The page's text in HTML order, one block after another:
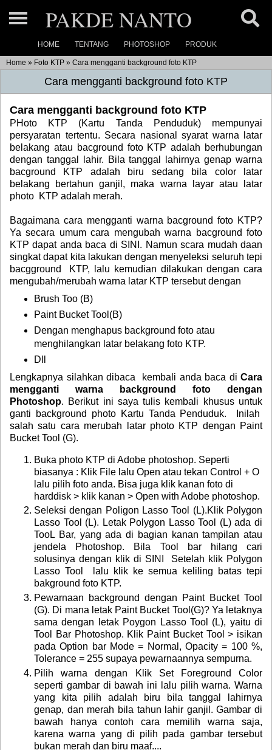
Home
Ukuran Photo »
Link
Link
Photoshop dasar
Photoshop basic »
Link
Link
Link
Product Link
Product (1)
Product (2)
Product Catalog
Our Maps
Contact
PAKDE NANTO
HOME TENTANG PHOTOSHOP PRODUK
Home » Foto KTP » Cara mengganti background foto KTP
Cara mengganti background foto KTP
Cara mengganti background foto KTP
PHoto KTP (Kartu Tanda Penduduk) mempunyai
persyaratan tertentu. Secara nasional syarat warna latar
belakang atau bacground foto KTP adalah berhubungan
dengan tanggal lahir. Bila tanggal lahirnya genap warna
bacground KTP adalah biru sedang bila color latar
belakang bertahun ganjil, maka warna layar atau latar
photo KTP adalah merah.
Bagaimana cara mengganti warna bacground foto KTP?
Ya secara umum cara mengubah warna bacground foto
KTP dapat anda baca di SINI . Namun scara mudah daan
singkat dapat kita lakukan dengan menyeleksi seluruh tepi
bacgground KTP, lalu kemudian dilakukan dengan cara
mengubah/merubah warna latar KTP tersebut dengan
Brush Too (B)
Paint Bucket Tool(B)
Dengan menghapus background foto atau
menghilangkan latar belakang foto KTP.
Dll
Lengkapnya silahkan dibaca kembali anda baca di Cara
mengganti warna background foto dengan
Photoshop. Berikut ini saya tulis kembali khusus untuk
ganti background photo Kartu Tanda Penduduk. Inilah
salah satu cara merubah latar photo KTP dengan Paint
Bucket Tool (G).
Buka photo KTP di Adobe photoshop. Seperti
biasanya : Klik File lalu Open atau tekan Control + O
lalu pilih foto anda. Bisa juga klik kanan foto di
harddisk > klik kanan > Open with Adobe photoshop.
Seleksi dengan Poligon Lasso Tool (L).Klik Polygon
Lasso Tool (L). Letak Polygon Lasso Tool (L) ada di
TooL Bar, yang ada di bagian kanan tampilan atau
jendela Photoshop. Bila Tool bar hilang cari
solusinya dengan klik di SINI
Setelah klik Polygon
Lasso Tool lalu klik ke semua keliling batas tepi
bakground foto KTP.
Pewarnaan background dengan Paint Bucket Tool
(G). Di mana letak Paint Bucket Tool(G)? Ya letaknya
sama dengan letak Poygon Lasso Tool (L), yaitu di
Tool Bar Photoshop. Klik Paint Bucket Tool > isikan
pada Option bar Mode = Normal, Opacity = 100 %,
Tolerance = 255 supaya pewarnaannya sempurna.
Pilih warna dengan Klik Set Foreground Color
seperti gambar di bawah ini lalu pilih warna. Warna
yang kita pilih adalah biru bila tanggal lahirnya
genap, dan merah bila tahun lahir ganjil. Gambar di
bawah hanya contoh cara memilih warna saja,
karena warna yang di pilih pada gambar tersebut
bukan merah dan biru maaf....